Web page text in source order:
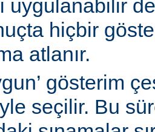
uygulanabilir
hiçbir
atlanır.
gösterim
seçilir. Bu